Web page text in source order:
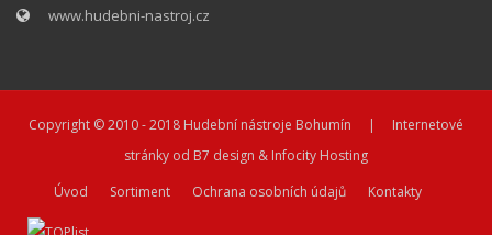
www.hudebni-nastroj.cz
Copyright © 2010 - 2018 Hudební nástroje Bohumín | Internetové
stránky od B7 design & Infocity Hosting
Úvod
Sortiment Ochrana osobních údajů Kontakty